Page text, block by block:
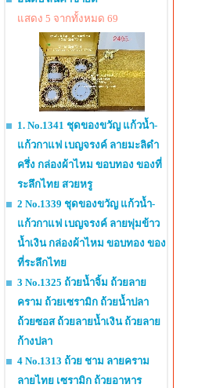
แสดง 5 จากทั้งหมด 69
1. No.1341 ชุดของขวัญ แก้วน้ำ-
แก้วกาแฟ เบญจรงค์ ลายมะลิดำ
ครึ่ง กล่องผ้าไหม ขอบทอง ของที่
ระลึกไทย สวยหรู
2 No.1339 ชุดของขวัญ แก้วน้ำ-
แก้วกาแฟ เบญจรงค์ ลายพุ่มข้าว
น้ำเงิน กล่องผ้าไหม ขอบทอง ของ
ที่ระลึกไทย
3 No.1325 ถ้วยน้ำจิ้ม ถ้วยลาย
คราม ถ้วยเซรามิก ถ้วยน้ำปลา
ถ้วยซอส ถ้วยลายน้ำเงิน ถ้วยลาย
ก้างปลา
4 No.1313 ถ้วย ชาม ลายคราม
ลายไทย เซรามิก ถ้วยอาหาร